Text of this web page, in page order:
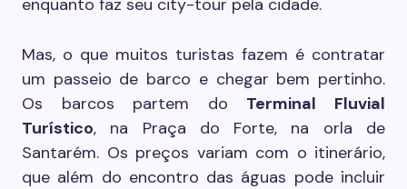
Mas, o que muitos turistas fazem é contratar
um passeio de barco e chegar bem pertinho.
Os barcos partem do Terminal Fluvial
Turístico, na Praça do Forte, na orla de
Santarém. Os preços variam com o itinerário,
que além do encontro das águas pode incluir